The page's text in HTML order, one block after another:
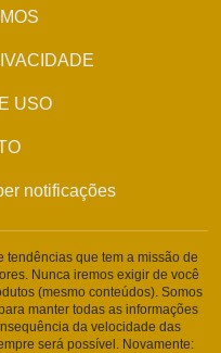
USO
notificações
tendências que tem a missão de
Nunca iremos exigir de você
(mesmo conteúdos). Somos
manter todas as informações
da velocidade das
será possível. Novamente: